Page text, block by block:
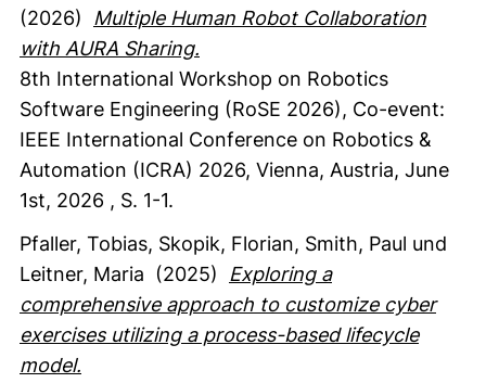
(2026)
Multiple Human Robot Collaboration
with AURA Sharing.
8th International Workshop on Robotics
Software Engineering (RoSE 2026), Co-event:
IEEE International Conference on Robotics &
Automation (ICRA) 2026, Vienna, Austria, June
1st, 2026 , S. 1-1.
Pfaller, Tobias, Skopik, Florian, Smith, Paul und
Leitner, Maria (2025)
Exploring a
comprehensive approach to customize cyber
exercises utilizing a process-based lifecycle
model.